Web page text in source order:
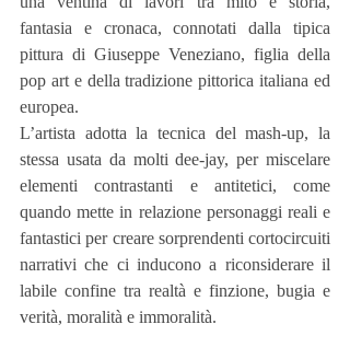
fantasia e cronaca, connotati dalla tipica
pittura di Giuseppe Veneziano, figlia della
pop art e della tradizione pittorica italiana ed
europea.
L’artista adotta la tecnica del mash-up, la
stessa usata da molti dee-jay, per miscelare
elementi contrastanti e antitetici, come
quando mette in relazione personaggi reali e
fantastici per creare sorprendenti cortocircuiti
narrativi che ci inducono a riconsiderare il
labile confine tra realtà e finzione, bugia e
verità, moralità e immoralità.